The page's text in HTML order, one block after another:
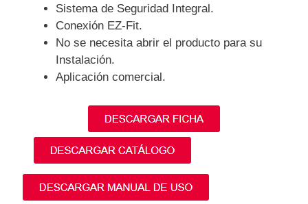
Sistema de Seguridad Integral.
Conexión EZ-Fit.
No se necesita abrir el producto para su
Instalación.
Aplicación comercial.